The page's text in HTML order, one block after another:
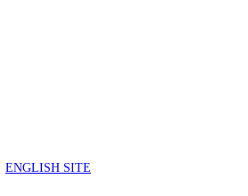
ENGLISH SITE